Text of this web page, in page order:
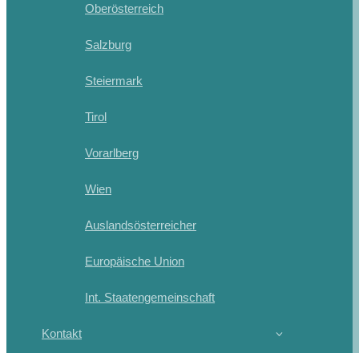
Oberösterreich
Salzburg
Steiermark
Tirol
Vorarlberg
Wien
Auslandsösterreicher
Europäische Union
Int. Staatengemeinschaft
Kontakt